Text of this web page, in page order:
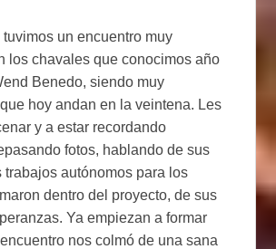
un encuentro muy
los chavales que conocimos año
Benedo, siendo muy
hoy andan en la veintena. Les
y a estar recordando
fotos, hablando de sus
trabajos autónomos para los
dentro del proyecto, de sus
Ya empiezan a formar
nos colmó de una sana